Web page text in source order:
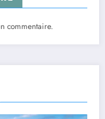
commentaire.